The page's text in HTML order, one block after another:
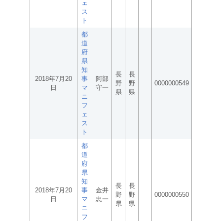
ェ
ス
ト
2018年7月20
日
都
道
府
県
知
事
マ
ニ
フ
ェ
ス
ト
阿部
守一
長
野
県
長
野
県
0000000549
2018年7月20
日
都
道
府
県
知
事
マ
ニ
フ
金井
忠一
長
野
県
長
野
県
0000000550